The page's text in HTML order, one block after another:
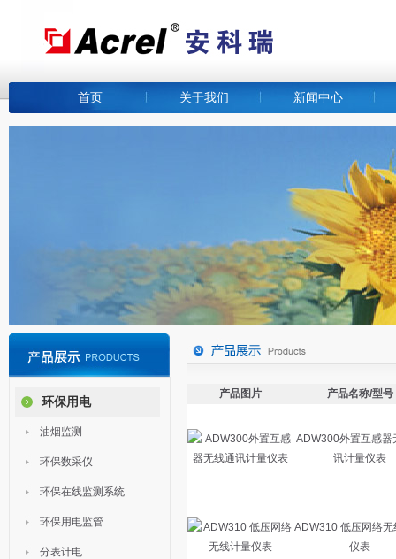
首页 关于我们 新闻中心
环保用电
油烟监测
环保数采仪
环保在线监测系统
环保用电监管
分表计电
产品图片 产品名称/型号
ADW300外置互感器
讯计量仪表
ADW310 低压网络无
仪表